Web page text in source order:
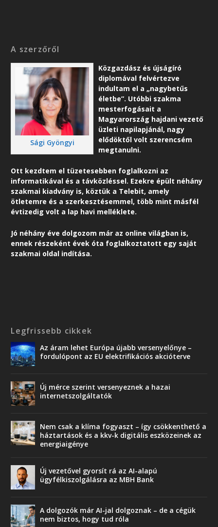
A szerzőről
Sági Gyöngyi
Közgazdász és újságíró
diplomával felvértezve
indultam el a „nagybetűs
életbe”. Utóbbi szakma
mesterfogásait a
Magyarország hajdani vezető
üzleti napilapjánál, nagy
elődöktől volt szerencsém
megtanulni.
Ott kezdtem el tüzetesebben foglalkozni az
informatikával és a távközléssel. Ezekre épült néhány
szakmai kiadvány is, köztük a Telebit, amely
ötletemre és a szerkesztésemmel, több mint másfél
évtizedig volt a lap havi melléklete.
Jó néhány éve dolgozom már az online világban is,
ennek részeként évek óta foglalkoztatott egy saját
szakmai oldal indítása.
Legfrissebb cikkek
Az áram lehet Európa újabb versenyelőnye –
fordulópont az EU elektrifikációs akcióterve
Új mérce szerint versenyeznek a hazai
internetszolgáltatók
Nem csak a klíma fogyaszt – így csökkenthető a
háztartások és a kkv-k digitális eszközeinek az
energiaigénye
Új vezetővel gyorsít rá az AI-alapú
ügyfélkiszolgálásra az MBH Bank
A dolgozók már AI-jal dolgoznak – de a cégük
nem biztos, hogy tud róla